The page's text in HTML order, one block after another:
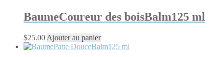
BaumeCoureur des boisBalm125 ml
$25.00 Ajouter au panier